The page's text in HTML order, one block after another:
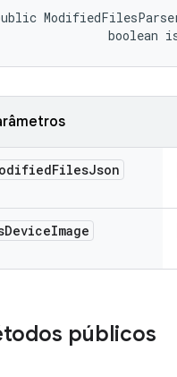
boolean
FilesJson
DeviceImage
públicos